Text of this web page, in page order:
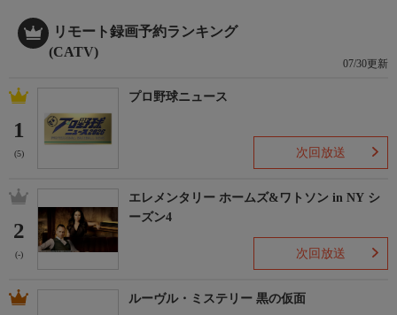
リモート録画予約ランキング
(CATV)
07/30更新
1
(5)
プロ野球ニュース
次回放送
2
(-)
エレメンタリー ホームズ&ワトソン in NY シ
ーズン4
次回放送
ルーヴル・ミステリー 黒の仮面